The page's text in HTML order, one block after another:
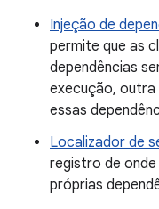
Injeção de
permite que as
dependências
execução,
essas
Localizador de
registro de
próprias